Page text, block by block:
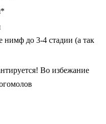
нимф до 3-4 стадии (а так
Во избежание